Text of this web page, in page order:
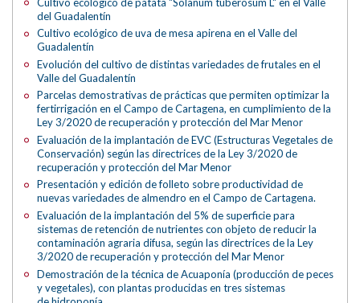
del Guadalentín
Cultivo ecológico de uva de mesa apirena en el Valle del
Guadalentín
Evolución del cultivo de distintas variedades de frutales en el
Valle del Guadalentín
Parcelas demostrativas de prácticas que permiten optimizar la
fertirrigación en el Campo de Cartagena, en cumplimiento de la
Ley 3/2020 de recuperación y protección del Mar Menor
Evaluación de la implantación de EVC (Estructuras Vegetales de
Conservación) según las directrices de la Ley 3/2020 de
recuperación y protección del Mar Menor
Presentación y edición de folleto sobre productividad de
nuevas variedades de almendro en el Campo de Cartagena.
Evaluación de la implantación del 5% de superficie para
sistemas de retención de nutrientes con objeto de reducir la
contaminación agraria difusa, según las directrices de la Ley
3/2020 de recuperación y protección del Mar Menor
Demostración de la técnica de Acuaponía (producción de peces
y vegetales), con plantas producidas en tres sistemas